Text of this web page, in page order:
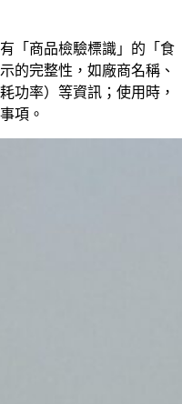
「商品檢驗標識」的「食
的完整性，如廠商名稱、
功率）等資訊；使用時，
項。